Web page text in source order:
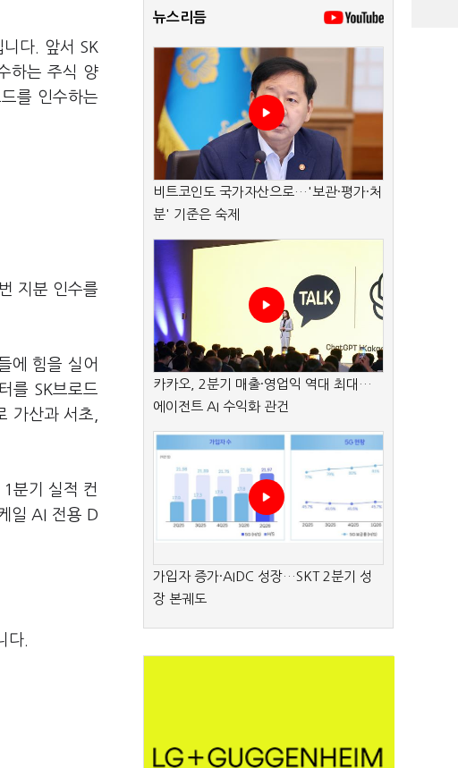
다. 앞서 SK
하는 주식 양
를 인수하는
지분 인수를
에 힘을 실어
를 SK브로드
가산과 서초,
분기 실적 컨
일 AI 전용 D
다.
뉴스리듬
비트코인도 국가자산으로…'보관·평가·처
분' 기준은 숙제
카카오, 2분기 매출·영업익 역대 최대…
에이전트 AI 수익화 관건
가입자 증가·AIDC 성장…SKT 2분기 성
장 본궤도